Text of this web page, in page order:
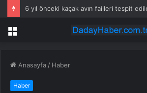
Menü
Anasayfa / Haber
Haber